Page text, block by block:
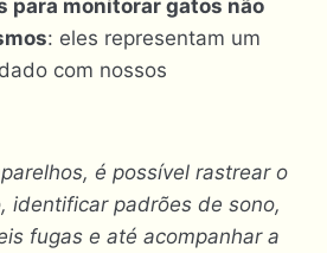
para monitorar gatos não
: eles representam um
com nossos
é possível rastrear o
identificar padrões de sono,
fugas e até acompanhar a